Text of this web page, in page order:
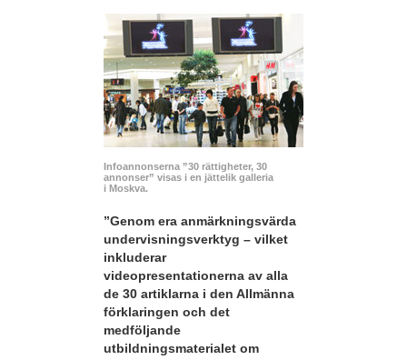
Infoannonserna ”30 rättigheter, 30
annonser” visas i en jättelik galleria
i Moskva.
”Genom era anmärkningsvärda
undervisningsverktyg – vilket
inkluderar
videopresentationerna av alla
de 30 artiklarna i den Allmänna
förklaringen och det
medföljande
utbildningsmaterialet om